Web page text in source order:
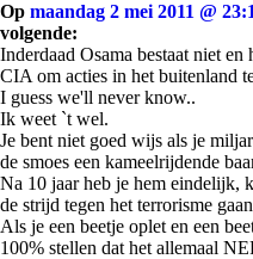
Op maandag 2 mei 2011 @
volgende:
Inderdaad Osama bestaat niet
CIA om acties in het buitenland
I guess we'll never know..
Ik weet `t wel.
Je bent niet goed wijs als je
de smoes een kameelrijdende
Na 10 jaar heb je hem eindelijk,
de strijd tegen het terrorisme
Als je een beetje oplet en een
100% stellen dat het allemaal